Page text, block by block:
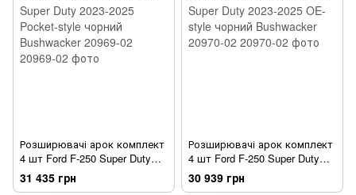
Розширювачі арок комплект
4 шт Ford F-250 Super Duty
2023-2025 Pocket-style чорний
Bushwacker 20969-02
31 435 грн
Розширювачі арок комплект
4 шт Ford F-250 Super Duty
2023-2025 OE-style чорний
Bushwacker 20970-02
30 939 грн